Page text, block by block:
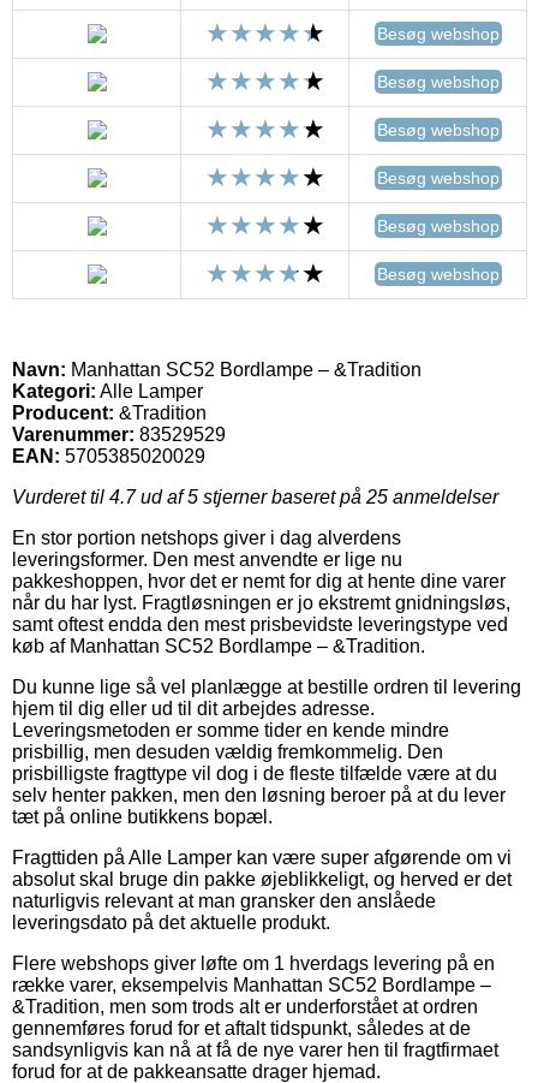
Besøg webshop
Besøg webshop
Besøg webshop
Besøg webshop
Besøg webshop
Besøg webshop
Navn: Manhattan SC52 Bordlampe – &Tradition
Kategori: Alle Lamper
Producent: &Tradition
Varenummer: 83529529
EAN: 5705385020029
Vurderet til 4.7ud af 5 stjerner baseret på 25 anmeldelser
En stor portion netshops giver i dag alverdens
leveringsformer. Den mest anvendte er lige nu
pakkeshoppen, hvor det er nemt for dig at hente dine varer
når du har lyst. Fragtløsningen er jo ekstremt gnidningsløs,
samt oftest endda den mest prisbevidste leveringstype ved
køb af Manhattan SC52 Bordlampe – &Tradition.
Du kunne lige så vel planlægge at bestille ordren til levering
hjem til dig eller ud til dit arbejdes adresse.
Leveringsmetoden er somme tider en kende mindre
prisbillig, men desuden vældig fremkommelig. Den
prisbilligste fragttype vil dog i de fleste tilfælde være at du
selv henter pakken, men den løsning beroer på at du lever
tæt på online butikkens bopæl.
Fragttiden på Alle Lamper kan være super afgørende om vi
absolut skal bruge din pakke øjeblikkeligt, og herved er det
naturligvis relevant at man gransker den anslåede
leveringsdato på det aktuelle produkt.
Flere webshops giver løfte om 1 hverdags levering på en
række varer, eksempelvis Manhattan SC52 Bordlampe –
&Tradition, men som trods alt er underforstået at ordren
gennemføres forud for et aftalt tidspunkt, således at de
sandsynligvis kan nå at få de nye varer hen til fragtfirmaet
forud for at de pakkeansatte drager hjemad.